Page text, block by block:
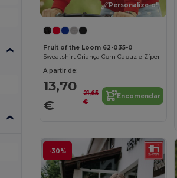
Personalize-o!
Fruit of the Loom 62-035-0
Sweatshirt Criança Com Capuz e Zíper
A partir de:
13,70
€
21,65
€
Encomendar
-30%